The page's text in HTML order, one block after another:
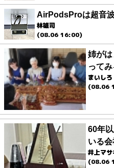
AirPodsProは超音
林雄司
(08.06 16:00)
姉が
ってみ
まいしろ
(08.06
60年
いる
井上マサ
(08.06